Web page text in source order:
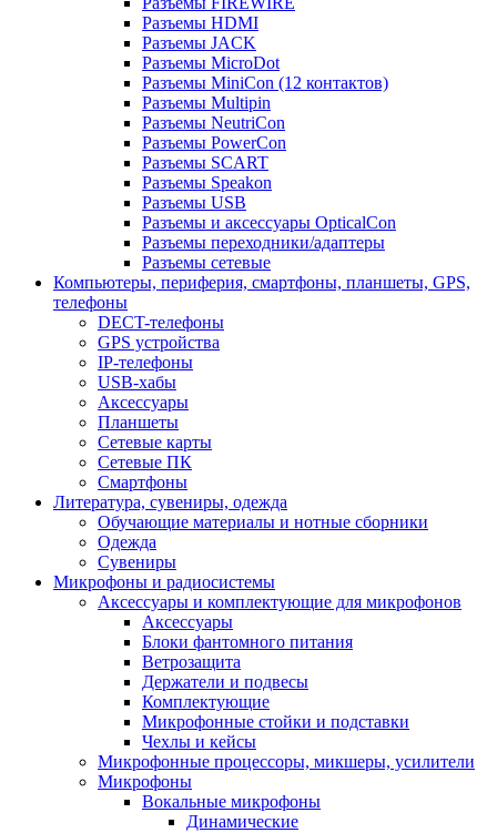
Разъемы HDMI
Разъемы JACK
Разъемы MicroDot
Разъемы MiniCon (12 контактов)
Разъемы Multipin
Разъемы NeutriCon
Разъемы PowerCon
Разъемы SCART
Разъемы Speakon
Разъемы USB
Разъемы и аксессуары OpticalCon
Разъемы переходники/адаптеры
Разъемы сетевые
Компьютеры, периферия, смартфоны, планшеты, GPS,
телефоны
DECT-телефоны
GPS устройства
IP-телефоны
USB-хабы
Аксессуары
Планшеты
Сетевые карты
Сетевые ПК
Смартфоны
Литература, сувениры, одежда
Обучающие материалы и нотные сборники
Одежда
Сувениры
Микрофоны и радиосистемы
Аксессуары и комплектующие для микрофонов
Аксессуары
Блоки фантомного питания
Ветрозащита
Держатели и подвесы
Комплектующие
Микрофонные стойки и подставки
Чехлы и кейсы
Микрофонные процессоры, микшеры, усилители
Микрофоны
Вокальные микрофоны
Динамические